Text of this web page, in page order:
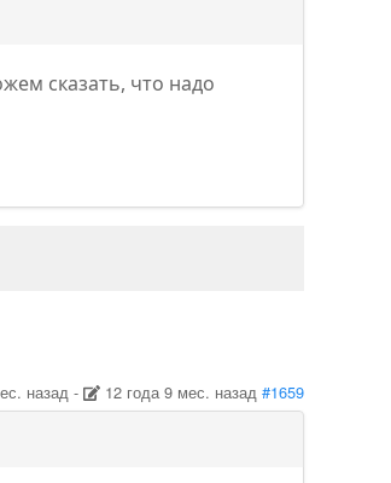
сказать, что надо
назад- 12 года 9 мес. назад #1659